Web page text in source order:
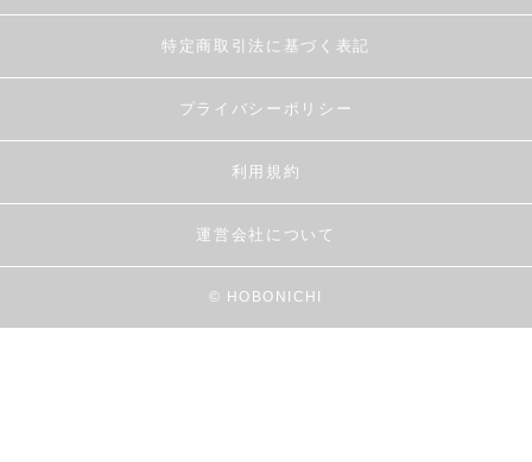
特定商取引法に基づく表記
プライバシーポリシー
利用規約
運営会社について
© HOBONICHI